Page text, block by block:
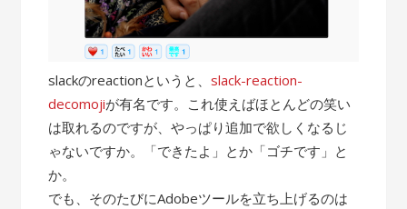
slackのreactionというと、slack-reaction-
decomojiが有名です。これ使えばほとんどの笑い
は取れるのですが、やっぱり追加で欲しくなるじ
ゃないですか。「できたよ」とか「ゴチです」と
か。
でも、そのたびにAdobeツールを立ち上げるのは